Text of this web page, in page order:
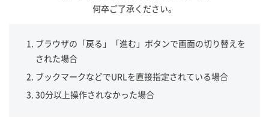
何卒ご了承ください。
ブラウザの「戻る」「進む」ボタンで画面の切り替えを
された場合
ブックマークなどでURLを直接指定されている場合
30分以上操作されなかった場合